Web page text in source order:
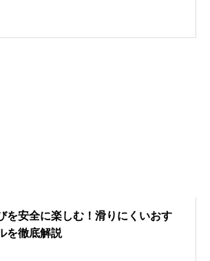
を安全に楽しむ！滑りにくいおす
を徹底解説